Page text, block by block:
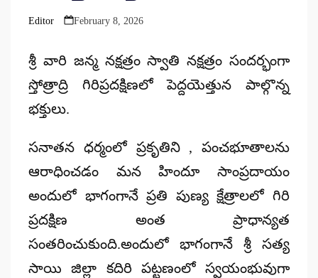
Posted
Editor February 8, 2026
శ్రీ వారి జన్మ నక్షత్రం స్వాతి నక్షత్రం సందర్భంగా
స్తోత్రాద్రి గిరిప్రదక్షిణలో పెద్దయెత్తున పాల్గొన్న
భక్తులు.
సనాతన ధర్మంలో ప్రకృతిని , పంచభూతాలను
ఆరాధించడం మన హిందూ సాంప్రదాయం
అందులో భాగంగానే ప్రతి పుణ్య క్షేత్రాలలో గిరి
ప్రదక్షిణ అంత ప్రాధాన్యత
సంతరించుకుంది.అందులో భాగంగానే శ్రీ సత్య
సాయి జిల్లా కదిరి పట్టణంలో స్వయంభువుగా